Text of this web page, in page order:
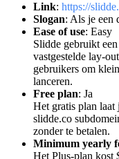
Link: https://
Slogan: Als je een
Ease of use: Easy
Slidde gebruikt
vastgestelde lay-
gebruikers om
lanceren.
Free plan: Ja
Het gratis plan laat
slidde.co
zonder te betalen.
Minimum yearly
Het Plus-plan kost